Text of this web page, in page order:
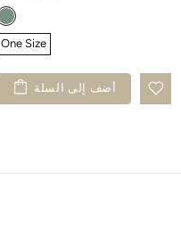
One Size
أضف إلى السلة